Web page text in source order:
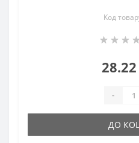
Код
-
ДО